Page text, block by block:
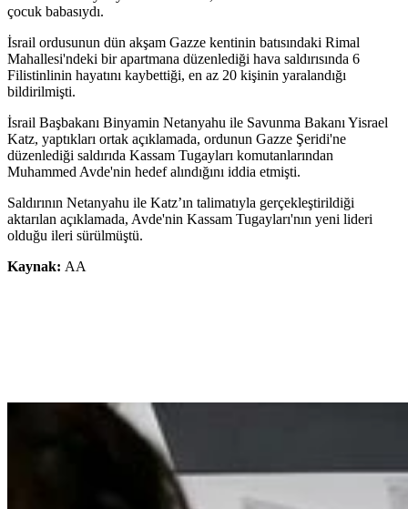
çocuk babasıydı.
İsrail ordusunun dün akşam Gazze kentinin batısındaki Rimal
Mahallesi'ndeki bir apartmana düzenlediği hava saldırısında 6
Filistinlinin hayatını kaybettiği, en az 20 kişinin yaralandığı
bildirilmişti.
İsrail Başbakanı Binyamin Netanyahu ile Savunma Bakanı Yisrael
Katz, yaptıkları ortak açıklamada, ordunun Gazze Şeridi'ne
düzenlediği saldırıda Kassam Tugayları komutanlarından
Muhammed Avde'nin hedef alındığını iddia etmişti.
Saldırının Netanyahu ile Katz’ın talimatıyla gerçekleştirildiği
aktarılan açıklamada, Avde'nin Kassam Tugayları'nın yeni lideri
olduğu ileri sürülmüştü.
Kaynak: AA